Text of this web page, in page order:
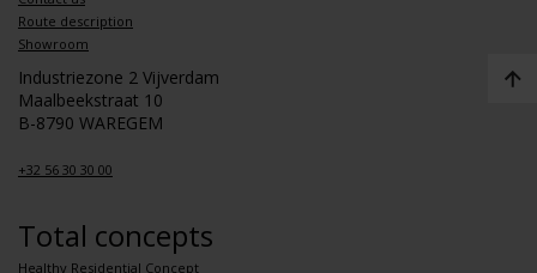
Route description
Showroom
Industriezone 2 Vijverdam
Maalbeekstraat 10
B-8790 WAREGEM
+32 56 30 30 00
Total concepts
Healthy Residential Concept